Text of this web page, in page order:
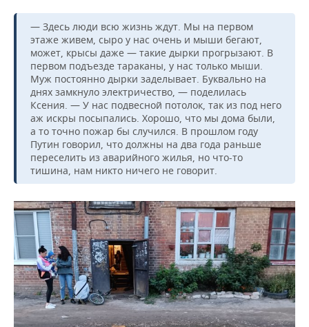
— Здесь люди всю жизнь ждут. Мы на первом
этаже живем, сыро у нас очень и мыши бегают,
может, крысы даже — такие дырки прогрызают. В
первом подъезде тараканы, у нас только мыши.
Муж постоянно дырки заделывает. Буквально на
днях замкнуло электричество, — поделилась
Ксения. — У нас подвесной потолок, так из под него
аж искры посыпались. Хорошо, что мы дома были,
а то точно пожар бы случился. В прошлом году
Путин говорил, что должны на два года раньше
переселить из аварийного жилья, но что-то
тишина, нам никто ничего не говорит.